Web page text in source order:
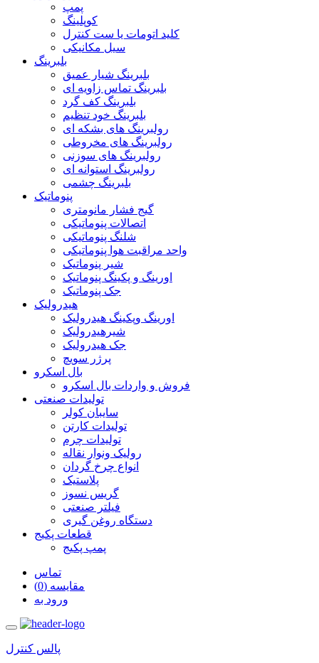
پمپ
کوپلینگ
کلید اتومات یا ست کنترل
سیل مکانیکی
بلبرینگ
بلبرینگ شیار عمیق
بلبرینگ تماس زاویه ای
بلبرینگ کف گرد
بلبرینگ خود تنظیم
رولبرینگ های بشکه ای
رولبرینگ های مخروطی
رولبرینگ های سوزنی
رولبرینگ استوانه ای
بلبرینگ چشمی
پنوماتیک
گیج فشار مانومتری
اتصالات پنوماتیکی
شلنگ پنوماتیکی
واحد مراقبت هوا پنوماتیکی
شیر پنوماتیک
اورینگ و پکینگ پنوماتیک
جک پنوماتیک
هیدرولیک
اورینگ وپکینگ هیدرولیک
شیرهیدرولیک
جک هیدرولیک
پرژر سویچ
بال اسکرو
فروش و واردات بال اسکرو
تولیدات صنعتی
سایبان کولر
تولیدات کارتن
تولیدات چرم
رولیک ونوار نقاله
انواع چرخ گردان
پلاستیک
گریس نسوز
فیلتر صنعتی
دستگاه روغن گیری
قطعات پکیج
پمپ پکیج
تماس
مقایسه (0)
ورود به
پالس کنترل